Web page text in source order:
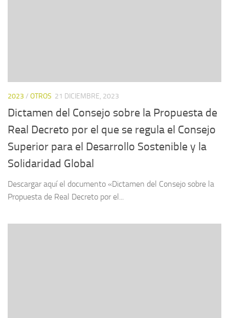
2023 / OTROS 21 DICIEMBRE, 2023
Dictamen del Consejo sobre la Propuesta de
Real Decreto por el que se regula el Consejo
Superior para el Desarrollo Sostenible y la
Solidaridad Global
Descargar aquí el documento «Dictamen del Consejo sobre la
Propuesta de Real Decreto por el...